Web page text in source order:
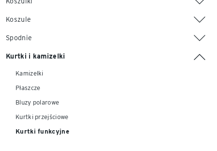
Koszule
Spodnie
Kurtki i kamizelki
Kamizelki
Płaszcze
Bluzy polarowe
Kurtki przejściowe
Kurtki funkcyjne